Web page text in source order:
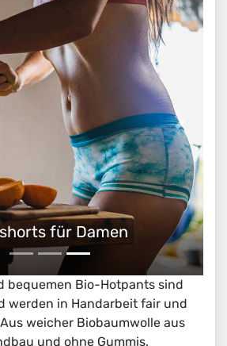
Bio Hotpants
bequemen Bio-Hotpants sind
werden in Handarbeit fair und
weicher Biobaumwolle aus
und ohne Gummis.